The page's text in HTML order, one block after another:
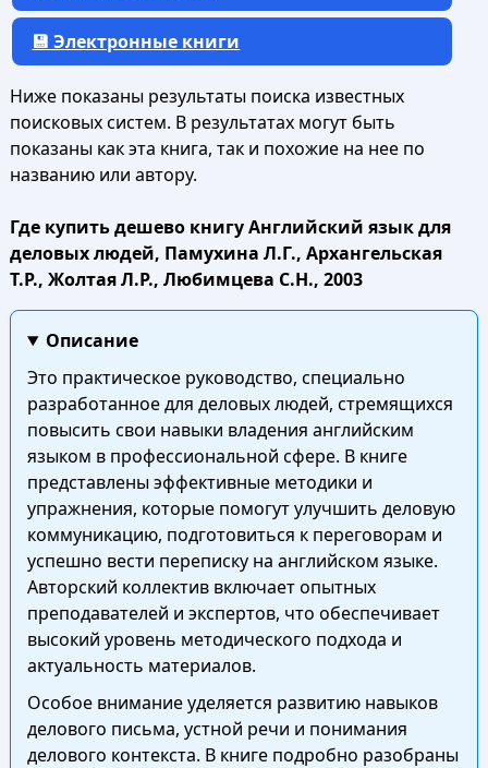
💾 Электронные книги
Ниже показаны результаты поиска известных
поисковых систем. В результатах могут быть
показаны как эта книга, так и похожие на нее по
названию или автору.
Где купить дешево книгу Английский язык для
деловых людей, Памухина Л.Г., Архангельская
Т.Р., Жолтая Л.Р., Любимцева С.Н., 2003
Описание
Это практическое руководство, специально
разработанное для деловых людей, стремящихся
повысить свои навыки владения английским
языком в профессиональной сфере. В книге
представлены эффективные методики и
упражнения, которые помогут улучшить деловую
коммуникацию, подготовиться к переговорам и
успешно вести переписку на английском языке.
Авторский коллектив включает опытных
преподавателей и экспертов, что обеспечивает
высокий уровень методического подхода и
актуальность материалов.
Особое внимание уделяется развитию навыков
делового письма, устной речи и понимания
делового контекста. В книге подробно разобраны